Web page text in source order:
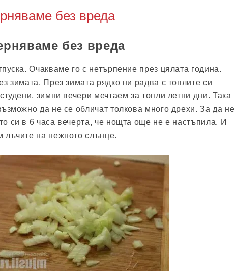
без вреда
без вреда
Очакваме го с нетърпение през цялата година.
зимата. През зимата рядко ни радва с топлите си
зимни вечери мечтаем за топли летни дни. Така
да не се обличат толкова много дрехи. За да не
си в 6 часа вечерта, че нощта още не е настъпила. И
лъчите на нежното слънце.